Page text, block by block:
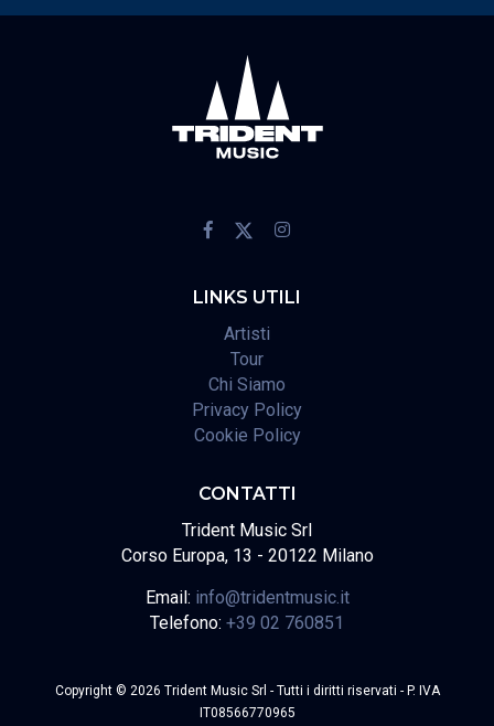
LINKS UTILI
Artisti
Tour
Chi Siamo
Privacy Policy
Cookie Policy
CONTATTI
Trident Music Srl
Corso Europa, 13 - 20122 Milano
Email: info@tridentmusic.it
Telefono: +39 02 760851
Copyright © 2026 Trident Music Srl - Tutti i diritti riservati - P. IVA
IT08566770965